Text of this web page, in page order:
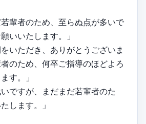
若輩者のため、至らぬ点が多いで
いいたします。」
いただき、ありがとうございま
のため、何卒ご指導のほどよろ
す。」
ですが、まだまだ若輩者のた
します。」